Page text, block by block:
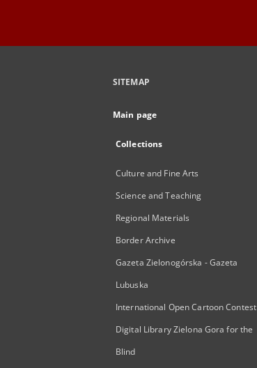
SITEMAP
Main page
Collections
Culture and Fine Arts
Science and Teaching
Regional Materials
Border Archive
Gazeta Zielonogórska - Gazeta
Lubuska
International Open Cartoon Contest
Digital Library Zielona Gora for the
Blind